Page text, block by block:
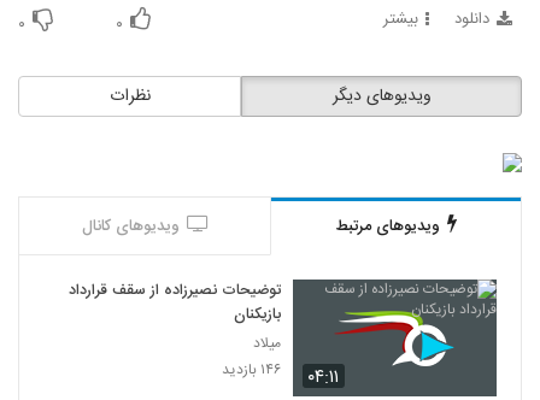
دانلود بیشتر ۰ ۰
نظرات ویدیوهای دیگر
ویدیوهای مرتبط ویدیوهای کانال
۰۴:۱۱
توضیحات نصیرزاده از سقف قرارداد
بازیکنان
میلاد
۱۴۶ بازدید